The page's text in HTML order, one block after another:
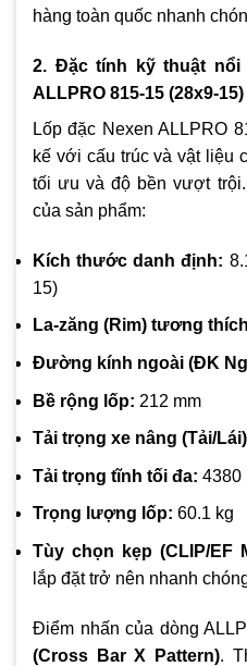
hàng toàn quốc nhanh
2. Đặc tính kỹ thuật nổi
ALLPRO 815-15 (28x9-15)
Lốp đặc Nexen ALLPRO
kế với cấu trúc và vật liệu
tối ưu và độ bền vượt
của sản phẩm:
Kích thước danh định:
15)
La-zăng (Rim) tương
Đường kính ngoài (ĐK
Bề rộng lốp: 212 mm
Tải trọng xe nâng (Tải/
Tải trọng tĩnh tối đa: 4380
Trọng lượng lốp: 60.1 kg
Tùy chọn kẹp (CLIP/EF
lắp đặt trở nên nhanh
Điểm nhấn của dòng
(Cross Bar X Pattern).